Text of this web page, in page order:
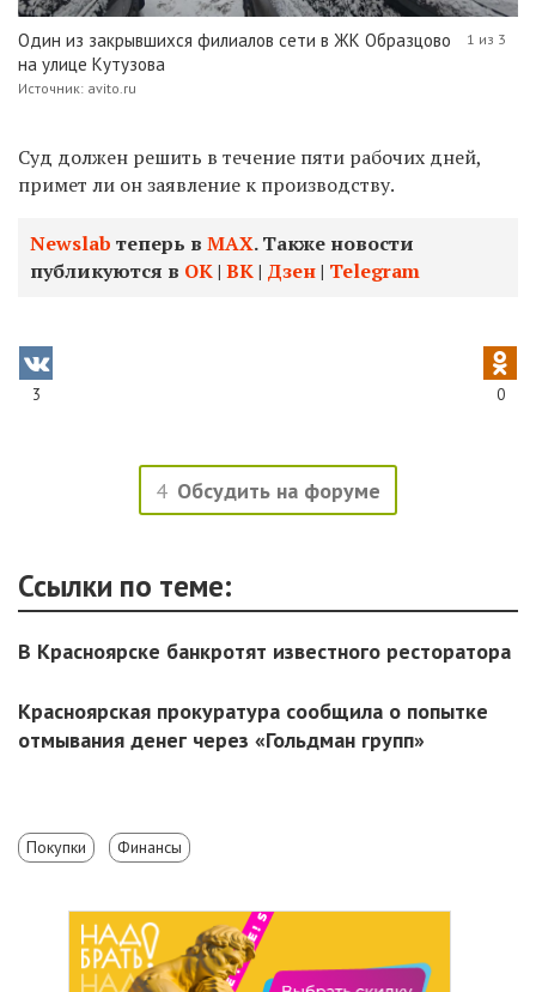
Один из закрывшихся филиалов сети в ЖК Образцово
на улице Кутузова
Источник: avito.ru
1 из 3
Суд должен решить в течение пяти рабочих дней,
примет ли он заявление к производству.
Newslab теперь в МАХ. Также новости
публикуются в ОК| ВК| Дзен| Telegram
3 0
4 Обсудить на форуме
Ссылки по теме:
В Красноярске банкротят известного ресторатора
Красноярская прокуратура сообщила о попытке
отмывания денег через «Гольдман групп»
Покупки Финансы